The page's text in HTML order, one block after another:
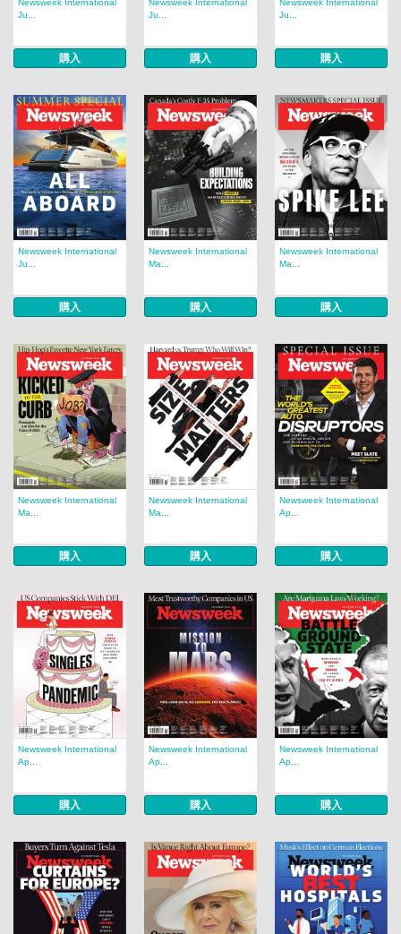
Ju...
購入
Ju...
購入
Ju...
購入
Newsweek International
Ju...
購入
Newsweek International
Ma...
購入
Newsweek International
Ma...
購入
Newsweek International
Ma...
購入
Newsweek International
Ma...
購入
Newsweek International
Ap...
購入
Newsweek International
Ap...
購入
Newsweek International
Ap...
購入
Newsweek International
Ap...
購入